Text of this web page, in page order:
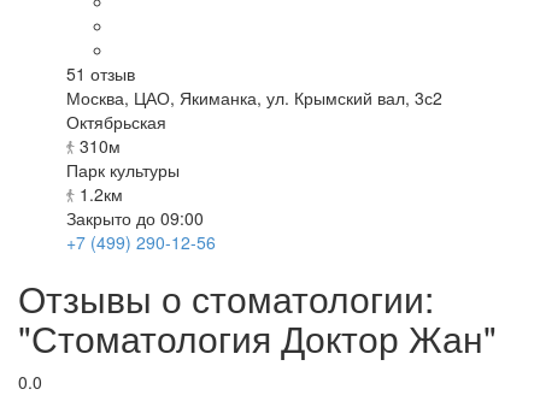
51 отзыв
Москва, ЦАО, Якиманка, ул. Крымский вал, 3с2
Октябрьская
310м
Парк культуры
1.2км
Закрыто до 09:00
+7 (499) 290-12-56
Отзывы о стоматологии:
"Стоматология Доктор Жан"
0.0